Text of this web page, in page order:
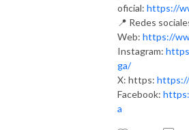
oficial: https://
📍 Redes
Web: https://
Instagram:
ga/
X: https: https://
Facebook:
a